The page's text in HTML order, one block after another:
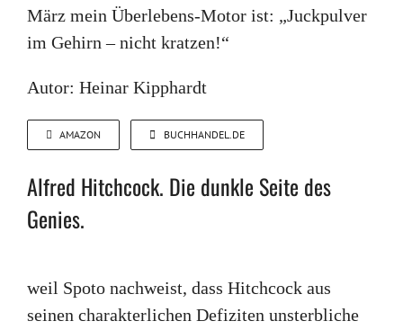
März mein Überlebens-Motor ist: „Juckpulver
im Gehirn – ­nicht kratzen!“
Autor: Heinar Kipphardt
AMAZON BUCHHANDEL.DE
Alfred Hitchcock. Die dunkle Seite des
Genies.
weil Spoto nachweist, dass Hitchcock aus
seinen charakterlichen Defiziten unsterbliche